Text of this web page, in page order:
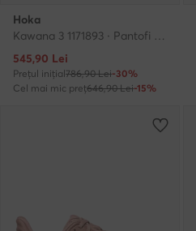
Hoka
Kawana 3 1171893 · Pantofi pentru alergare
Prețul actual
545,90 Lei
Prețul inițial786,90 Lei-30%
Cel mai mic preț646,90 Lei-15%